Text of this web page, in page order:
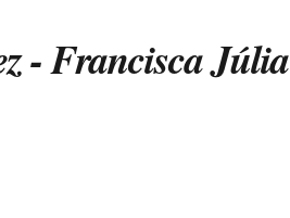
- Francisca Júlia